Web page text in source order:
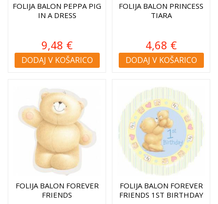
FOLIJA BALON PEPPA PIG
IN A DRESS
9,48 €
DODAJ V KOŠARICO
FOLIJA BALON PRINCESS
TIARA
4,68 €
DODAJ V KOŠARICO
FOLIJA BALON FOREVER
FRIENDS
FOLIJA BALON FOREVER
FRIENDS 1ST BIRTHDAY